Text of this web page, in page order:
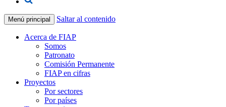
Menú principal Saltar al contenido
Acerca de FIAP
Somos
Patronato
Comisión Permanente
FIAP en cifras
Proyectos
Por sectores
Por países